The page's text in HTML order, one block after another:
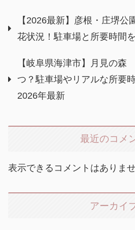
【2026最新】彦根・庄堺公
花状況！駐車場と所要時間
【岐阜県海津市】月見の
つ？駐車場やリアルな所要
2026年最新
最近のコメ
表示できるコメントはありませ
アーカイ